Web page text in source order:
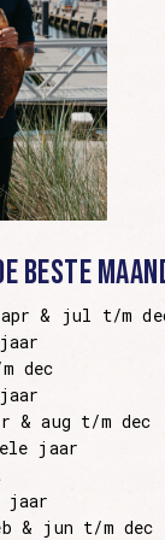
beste
& jul t/m
dec
& aug t/m dec
jaar
jaar
& jun t/m dec